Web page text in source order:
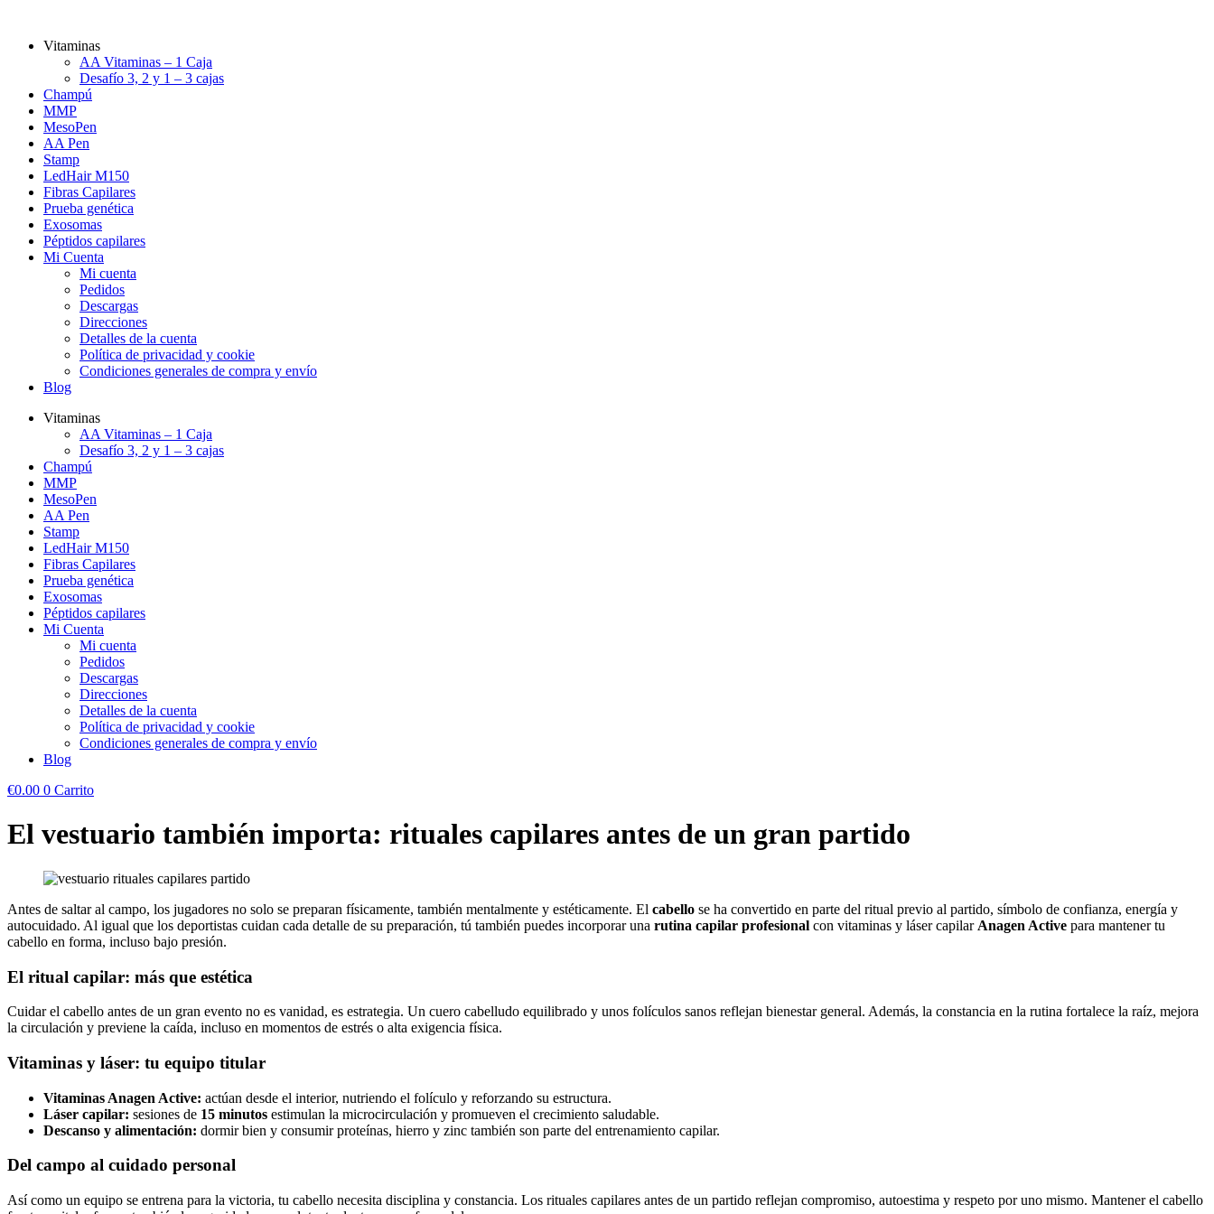
Vitaminas
AA Vitaminas – 1 Caja
Desafío 3, 2 y 1 – 3 cajas
Champú
MMP
MesoPen
AA Pen
Stamp
LedHair M150
Fibras Capilares
Prueba genética
Exosomas
Péptidos capilares
Mi Cuenta
Mi cuenta
Pedidos
Descargas
Direcciones
Detalles de la cuenta
Política de privacidad y cookie
Condiciones generales de compra y envío
Blog
Vitaminas
AA Vitaminas – 1 Caja
Desafío 3, 2 y 1 – 3 cajas
Champú
MMP
MesoPen
AA Pen
Stamp
LedHair M150
Fibras Capilares
Prueba genética
Exosomas
Péptidos capilares
Mi Cuenta
Mi cuenta
Pedidos
Descargas
Direcciones
Detalles de la cuenta
Política de privacidad y cookie
Condiciones generales de compra y envío
Blog
€0.00 0 Carrito
El vestuario también importa: rituales capilares antes de un gran partido
Antes de saltar al campo, los jugadores no solo se preparan físicamente, también mentalmente y estéticamente. El cabello se ha convertido en parte del ritual previo al partido, símbolo de confianza, energía y
autocuidado. Al igual que los deportistas cuidan cada detalle de su preparación, tú también puedes incorporar una rutina capilar profesional con vitaminas y láser capilar Anagen Active para mantener tu
cabello en forma, incluso bajo presión.
El ritual capilar: más que estética
Cuidar el cabello antes de un gran evento no es vanidad, es estrategia. Un cuero cabelludo equilibrado y unos folículos sanos reflejan bienestar general. Además, la constancia en la rutina fortalece la raíz, mejora
la circulación y previene la caída, incluso en momentos de estrés o alta exigencia física.
Vitaminas y láser: tu equipo titular
Vitaminas Anagen Active: actúan desde el interior, nutriendo el folículo y reforzando su estructura.
Láser capilar: sesiones de 15 minutos estimulan la microcirculación y promueven el crecimiento saludable.
Descanso y alimentación: dormir bien y consumir proteínas, hierro y zinc también son parte del entrenamiento capilar.
Del campo al cuidado personal
Así como un equipo se entrena para la victoria, tu cabello necesita disciplina y constancia. Los rituales capilares antes de un partido reflejan compromiso, autoestima y respeto por uno mismo. Mantener el cabello